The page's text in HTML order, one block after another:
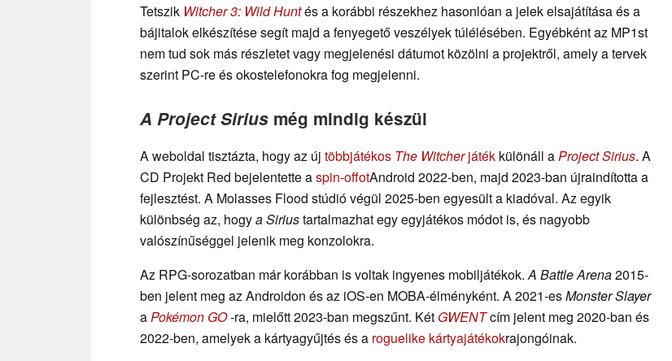
Tetszik Witcher 3: Wild Huntés a korábbi részekhez hasonlóan a jelek elsajátítása és a
bájitalok elkészítése segít majd a fenyegető veszélyek túlélésében. Egyébként az MP1st
nem tud sok más részletet vagy megjelenési dátumot közölni a projektről, amely a tervek
szerint PC-re és okostelefonokra fog megjelenni.
A Project Sirius még mindig készül
A weboldal tisztázta, hogy az új többjátékos The Witcherjáték különáll aProject Sirius. A
CD Projekt Red bejelentette aspin-offotAndroid 2022-ben, majd 2023-ban újraindította a
fejlesztést. A Molasses Flood stúdió végül 2025-ben egyesült a kiadóval. Az egyik
különbség az, hogya Siriustartalmazhat egy egyjátékos módot is, és nagyobb
valószínűséggel jelenik meg konzolokra.
Az RPG-sorozatban már korábban is voltak ingyenes mobiljátékok.A Battle Arena2015-
ben jelent meg az Androidon és az iOS-en MOBA-élményként. A 2021-esMonster Slayer
aPokémon GO-ra, mielőtt 2023-ban megszűnt. Két GWENTcím jelent meg 2020-ban és
2022-ben, amelyek a kártyagyűjtés és a roguelike kártyajátékokrajongóinak.